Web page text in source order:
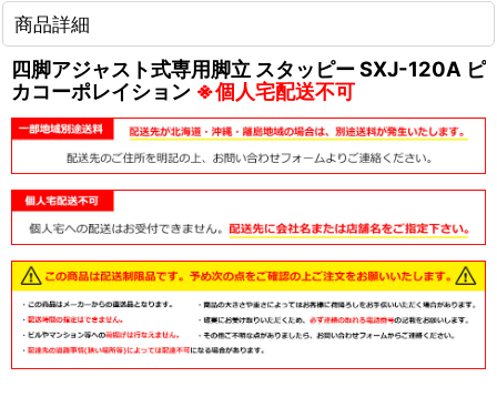
商品詳細
四脚アジャスト式専用脚立 スタッピー SXJ-120A ピ
カコーポレイション ※個人宅配送不可